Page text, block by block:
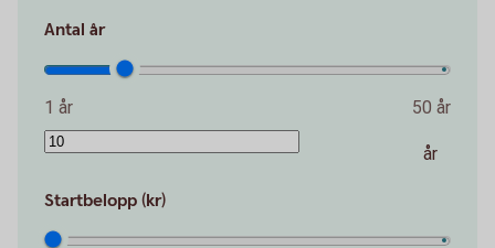
Antal år
1 år 50 år
år
Startbelopp (kr)